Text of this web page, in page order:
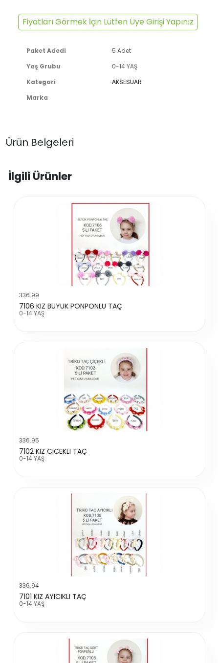
Fiyatları Görmek İçin Lütfen Üye Girişi Yapınız
Paket Adedi
5 Adet
Yaş Grubu
0-14 YAŞ
Kategori
AKSESUAR
Marka
Ürün Belgeleri
İlgili Ürünler
336.99
7106 KIZ BUYUK PONPONLU TAÇ
0-14 YAŞ
336.95
7102 KIZ CICEKLI TAÇ
0-14 YAŞ
336.94
7101 KIZ AYICIKLI TAÇ
0-14 YAŞ